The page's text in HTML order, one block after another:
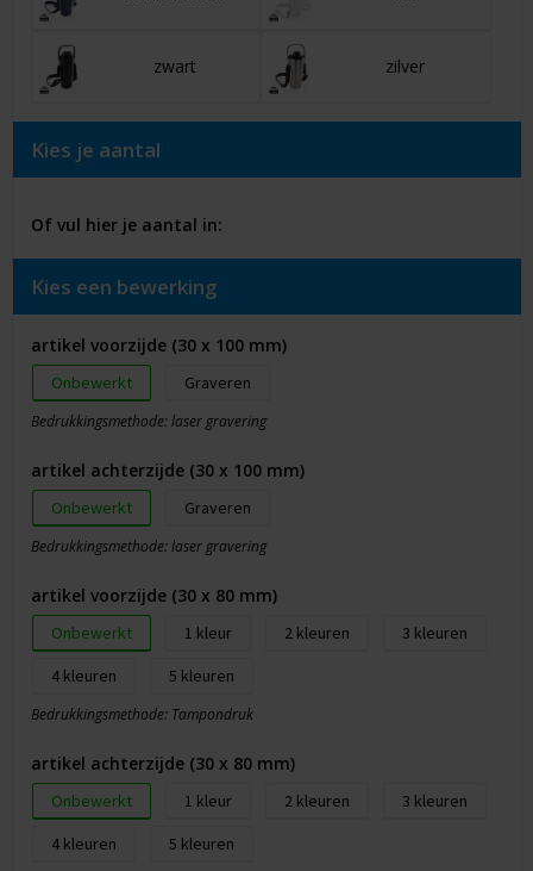
zwart zilver
Kies je aantal
Of vul hier je aantal in:
Kies een bewerking
artikel voorzijde (30 x 100 mm)
Onbewerkt Graveren
Bedrukkingsmethode: laser gravering
artikel achterzijde (30 x 100 mm)
Onbewerkt Graveren
Bedrukkingsmethode: laser gravering
artikel voorzijde (30 x 80 mm)
Onbewerkt 1 2
3
4
5
Bedrukkingsmethode: Tampondruk
artikel achterzijde (30 x 80 mm)
Onbewerkt 1 2
3
4
5